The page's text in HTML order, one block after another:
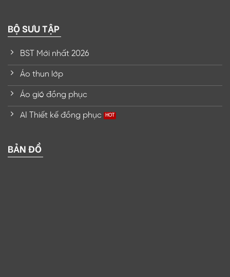
BỘ SƯU TẬP
BST Mới nhất 2026
Áo thun lớp
Áo gió đồng phục
AI Thiết kế đồng phục
BẢN ĐỒ